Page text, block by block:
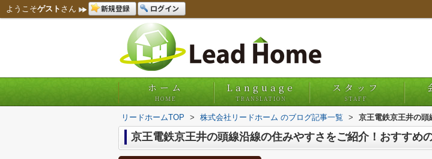
ようこそゲスト さん 新規登録 ログイン
ホーム
HOME
Language
TRANSLATION
スタッフ
STAFF
リードホームTOP > 株式会社リードホーム のブログ記事一覧 > 京王電鉄京王井の頭
京王電鉄京王井の頭線沿線の住みやすさをご紹介！おすすめ